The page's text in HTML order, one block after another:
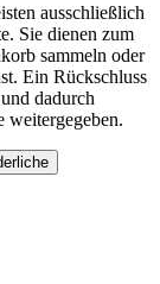
ausschließlich
Sie dienen zum
sammeln oder
Ein Rückschluss
dadurch
weitergegeben.